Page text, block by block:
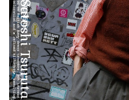
Satoshi Tsuruta